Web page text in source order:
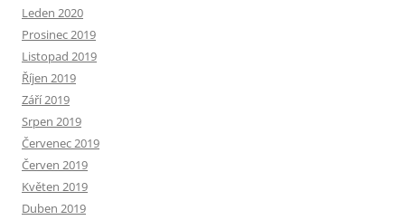
Leden 2020
Prosinec 2019
Listopad 2019
Říjen 2019
Září 2019
Srpen 2019
Červenec 2019
Červen 2019
Květen 2019
Duben 2019